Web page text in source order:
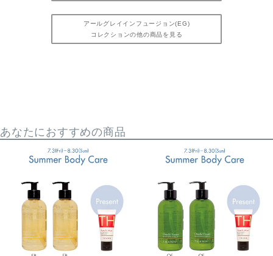
アールグレイインフュージョン(EG)
コレクションの他の商品を見る
あなたにおすすめの商品